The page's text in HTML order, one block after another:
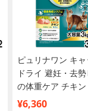
ピュリナワン キャ
ドライ 避妊・去
の体重ケア チキン
個【まとめ買い】
¥6,360